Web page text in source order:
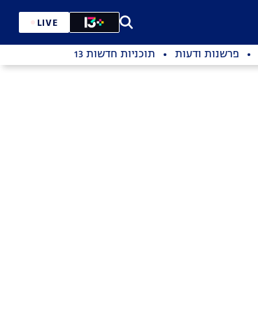
LIVE
פרשנות ודעות תוכניות חדשות 13